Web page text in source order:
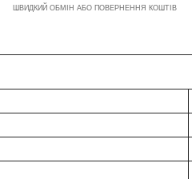
ШВИДКИЙ ОБМІН АБО ПОВЕРНЕННЯ КОШТІВ